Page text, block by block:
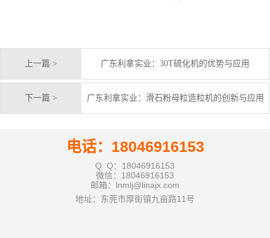
上一篇 > 广东利拿实业：30T硫化机的优势与应用
下一篇 > 广东利拿实业：滑石粉母粒造粒机的创新与应用
电话：18046916153
Q Q：18046916153
微信：18046916153
邮箱：lnmlj@linajx.com
地址：东莞市厚街镇九亩路11号